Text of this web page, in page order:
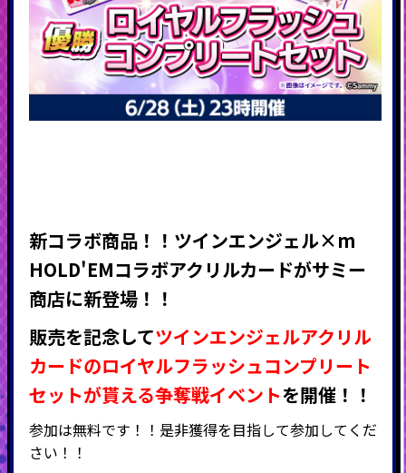
新コラボ商品！！ツインエンジェル×m
HOLD'EMコラボアクリルカードがサミー
商店に新登場！！
販売を記念してツインエンジェルアクリル
カードのロイヤルフラッシュコンプリート
セットが貰える争奪戦イベントを開催！！
参加は無料です！！是非獲得を目指して参加してくだ
さい！！